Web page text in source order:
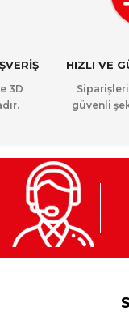
3D
HIZLI VE
güvenli